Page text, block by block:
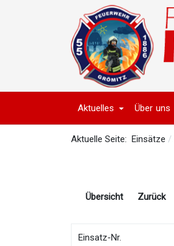
Aktuelles Über uns
Aktuelle Seite: Einsätze
Übersicht Zurück
Einsatz-Nr.